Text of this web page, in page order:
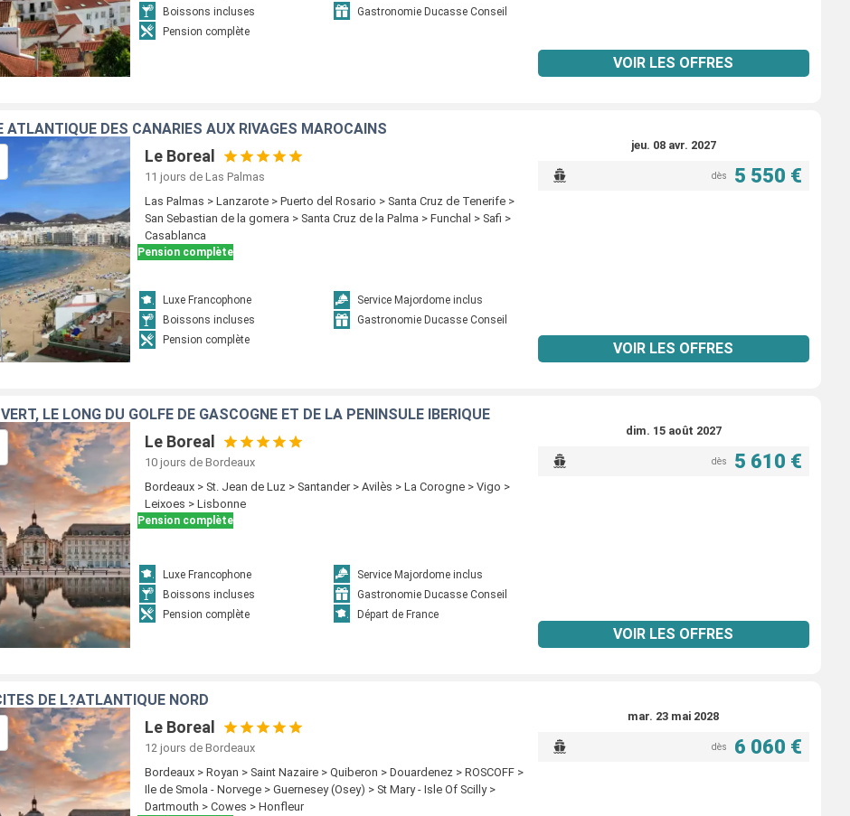
Boissons incluses
Gastronomie Ducasse Conseil
Pension complète
VOIR LES OFFRES
ATLANTIQUE DES CANARIES AUX RIVAGES MAROCAINS
Le Boreal
11 jours de Las Palmas
Las Palmas > Lanzarote > Puerto del Rosario > Santa Cruz de Tenerife >
San Sebastian de la gomera > Santa Cruz de la Palma > Funchal > Safi >
Casablanca
Pension complète
Luxe Francophone
Service Majordome inclus
Boissons incluses
Gastronomie Ducasse Conseil
Pension complète
jeu. 08 avr. 2027
dès 5 550 €
VOIR LES OFFRES
LE LONG DU GOLFE DE GASCOGNE ET DE LA PÉNINSULE IBÉRIQUE
Le Boreal
10 jours de Bordeaux
Bordeaux > St. Jean de Luz > Santander > Avilès > La Corogne > Vigo >
Leixoes > Lisbonne
Pension complète
Luxe Francophone
Service Majordome inclus
Boissons incluses
Gastronomie Ducasse Conseil
Pension complète
Départ de France
dim. 15 août 2027
dès 5 610 €
VOIR LES OFFRES
DE L?ATLANTIQUE NORD
Le Boreal
12 jours de Bordeaux
Bordeaux > Royan > Saint Nazaire > Quiberon > Douardenez > ROSCOFF >
Ile de Smola - Norvege > Guernesey (Osey) > St Mary - Isle Of Scilly >
Dartmouth > Cowes > Honfleur
mar. 23 mai 2028
dès 6 060 €